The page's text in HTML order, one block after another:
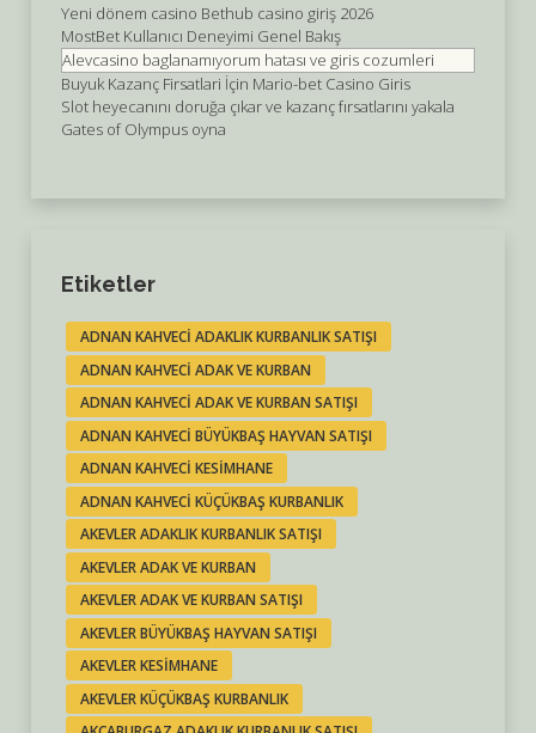
Yeni dönem casino Bethub casino giriş 2026
MostBet Kullanıcı Deneyimi Genel Bakış
Alevcasino baglanamıyorum hatası ve giris cozumleri
Buyuk Kazanç Firsatlari İçin Mario-bet Casino Giris
Slot heyecanını doruğa çıkar ve kazanç fırsatlarını yakala
Gates of Olympus oyna
Etiketler
ADNAN KAHVECI ADAKLIK KURBANLIK SATIŞI
ADNAN KAHVECI ADAK VE KURBAN
ADNAN KAHVECI ADAK VE KURBAN SATIŞI
ADNAN KAHVECI BÜYÜKBAŞ HAYVAN SATIŞI
ADNAN KAHVECI KESIMHANE
ADNAN KAHVECI KÜÇÜKBAŞ KURBANLIK
AKEVLER ADAKLIK KURBANLIK SATIŞI
AKEVLER ADAK VE KURBAN
AKEVLER ADAK VE KURBAN SATIŞI
AKEVLER BÜYÜKBAŞ HAYVAN SATIŞI
AKEVLER KESIMHANE
AKEVLER KÜÇÜKBAŞ KURBANLIK